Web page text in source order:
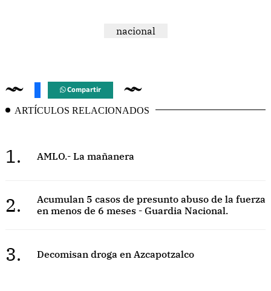
nacional
Compartir
ARTÍCULOS RELACIONADOS
1. AMLO.- La mañanera
2.
Acumulan 5 casos de presunto abuso de la fuerza
en menos de 6 meses - Guardia Nacional.
3. Decomisan droga en Azcapotzalco